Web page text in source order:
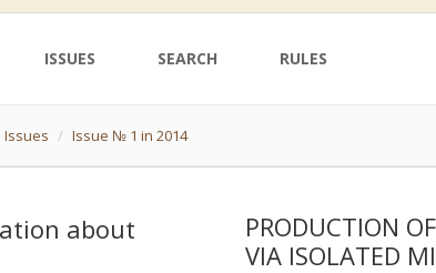
ISSUES SEARCH RULES
Issues Issue № 1 in 2014
about
PRODUCTION
VIA ISOLATED